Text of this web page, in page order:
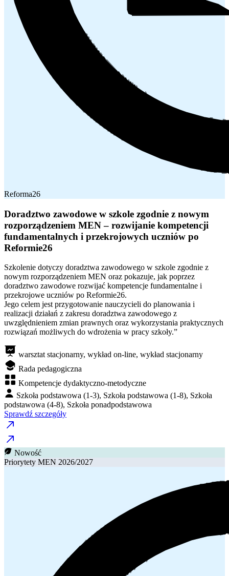
Reforma26
Doradztwo zawodowe w szkole zgodnie z nowym
rozporządzeniem MEN – rozwijanie kompetencji
fundamentalnych i przekrojowych uczniów po
Reformie26
Szkolenie dotyczy doradztwa zawodowego w szkole zgodnie z
nowym rozporządzeniem MEN oraz pokazuje, jak poprzez
doradztwo zawodowe rozwijać kompetencje fundamentalne i
przekrojowe uczniów po Reformie26.
Jego celem jest przygotowanie nauczycieli do planowania i
realizacji działań z zakresu doradztwa zawodowego z
uwzględnieniem zmian prawnych oraz wykorzystania praktycznych
rozwiązań możliwych do wdrożenia w pracy szkoły.”
warsztat stacjonarny, wykład on-line, wykład stacjonarny
Rada pedagogiczna
Kompetencje dydaktyczno-metodyczne
Szkoła podstawowa (1-3), Szkoła podstawowa (1-8), Szkoła
podstawowa (4-8), Szkoła ponadpodstawowa
Sprawdź szczegóły
Nowość
Priorytety MEN 2026/2027